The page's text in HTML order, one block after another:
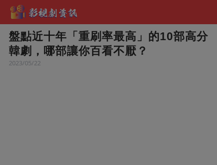
盤點近十年「重刷率最高」的10部高分
韓劇，哪部讓你百看不厭？
2023/05/22